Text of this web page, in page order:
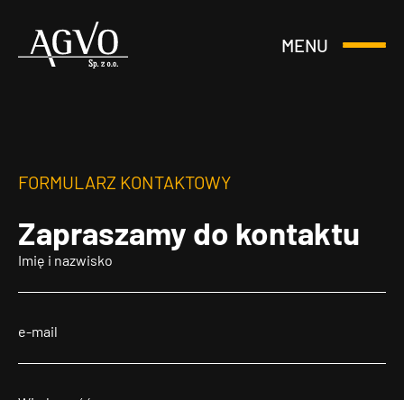
Header
MENU
Otwórz
FORMULARZ KONTAKTOWY
Zapraszamy do kontaktu